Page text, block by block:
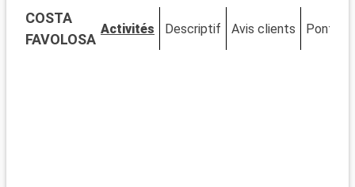
Autour de Pointe-à-Pitre, les sites à explorer ne manquent pas
: les Chutes du Carbet, la plage de Gosier, le Parc National de la
Guadeloupe, les ruines du Fort Fleur d'Épée...
COSTA
FAVOLOSA
Activités Descriptif Avis clients Ponts